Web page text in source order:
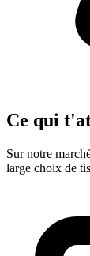
Ce qui
Sur notre
large choix de